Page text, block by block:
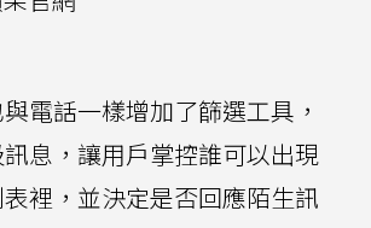
電話一樣增加了篩選工具，
息，讓用戶掌控誰可以出現
裡，並決定是否回應陌生訊